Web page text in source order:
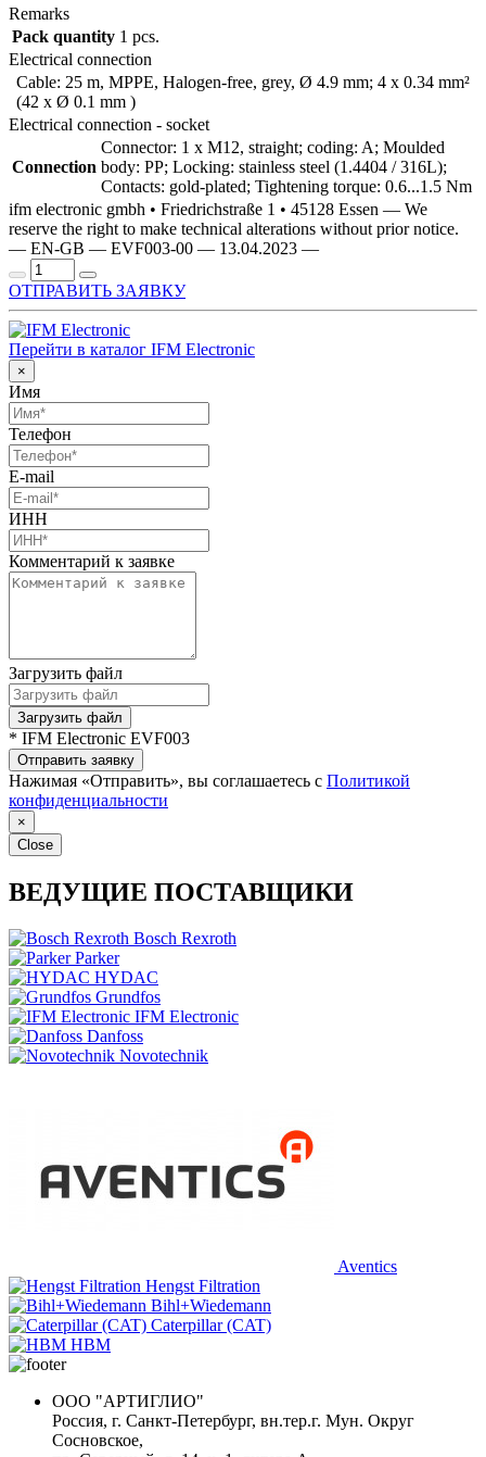
Remarks
Pack quantity 1 pcs.
Electrical connection
Cable: 25 m, MPPE, Halogen-free, grey, Ø 4.9 mm; 4 x 0.34 mm²
(42 x Ø 0.1 mm )
Electrical connection - socket
Connection
Connector: 1 x M12, straight; coding: A; Moulded
body: PP; Locking: stainless steel (1.4404 / 316L);
Contacts: gold-plated; Tightening torque: 0.6...1.5 Nm
ifm electronic gmbh • Friedrichstraße 1 • 45128 Essen — We
reserve the right to make technical alterations without prior notice.
— EN-GB — EVF003-00 — 13.04.2023 —
ОТПРАВИТЬ ЗАЯВКУ
Перейти в каталог IFM Electronic
×
Имя
Телефон
E-mail
ИНН
Комментарий к заявке
Загрузить файл
Загрузить файл
* IFM Electronic EVF003
Отправить заявку
Нажимая «Отправить», вы соглашаетесь с Политикой
конфиденциальности
×
Close
ВЕДУЩИЕ ПОСТАВЩИКИ
Bosch Rexroth
Parker
HYDAC
Grundfos
IFM Electronic
Danfoss
Novotechnik
Aventics
Hengst Filtration
Bihl+Wiedemann
Caterpillar (CAT)
HBM
ООО "АРТИГЛИО"
Россия, г. Санкт-Петербург, вн.тер.г. Мун. Округ
Сосновское,